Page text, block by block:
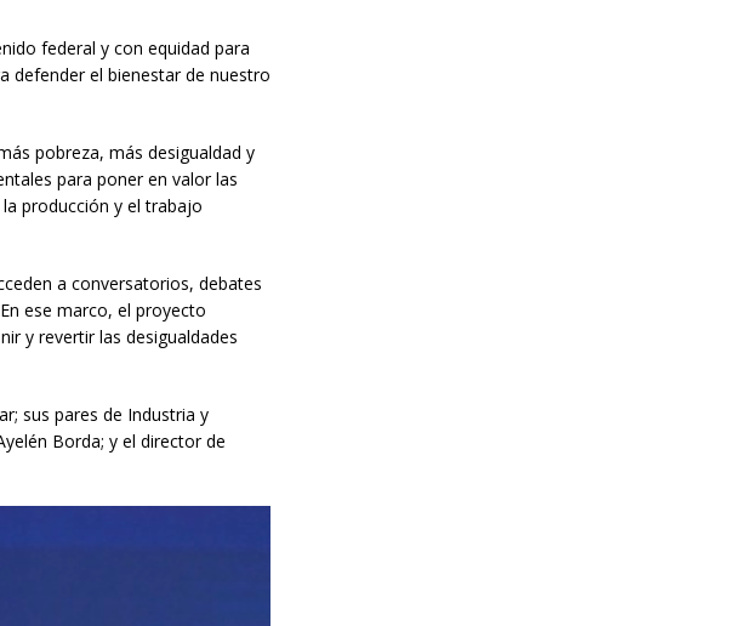
federal y con equidad para
defender el bienestar de nuestro
pobreza, más desigualdad y
para poner en valor las
producción y el trabajo
a conversatorios, debates
ese marco, el proyecto
y revertir las desigualdades
sus pares de Industria y
Borda; y el director de